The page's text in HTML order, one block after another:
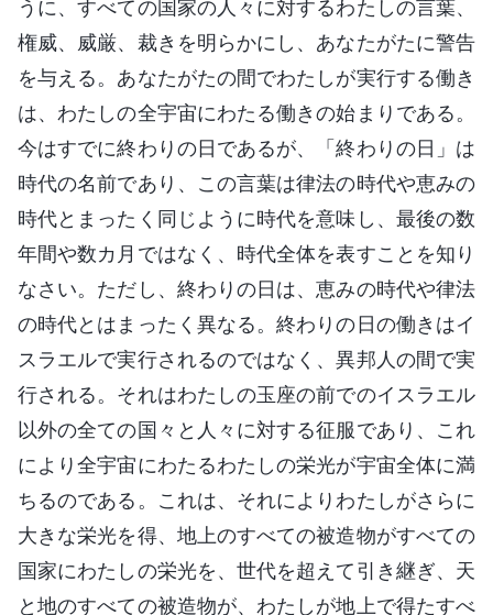
うに、すべての国家の人々に対するわたしの言葉、
権威、威厳、裁きを明らかにし、あなたがたに警告
を与える。あなたがたの間でわたしが実行する働き
は、わたしの全宇宙にわたる働きの始まりである。
今はすでに終わりの日であるが、「終わりの日」は
時代の名前であり、この言葉は律法の時代や恵みの
時代とまったく同じように時代を意味し、最後の数
年間や数カ月ではなく、時代全体を表すことを知り
なさい。ただし、終わりの日は、恵みの時代や律法
の時代とはまったく異なる。終わりの日の働きはイ
スラエルで実行されるのではなく、異邦人の間で実
行される。それはわたしの玉座の前でのイスラエル
以外の全ての国々と人々に対する征服であり、これ
により全宇宙にわたるわたしの栄光が宇宙全体に満
ちるのである。これは、それによりわたしがさらに
大きな栄光を得、地上のすべての被造物がすべての
国家にわたしの栄光を、世代を超えて引き継ぎ、天
と地のすべての被造物が、わたしが地上で得たすべ